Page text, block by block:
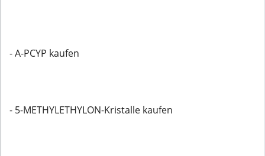
- A-PCYP kaufen
- 5-METHYLETHYLON-Kristalle kaufen